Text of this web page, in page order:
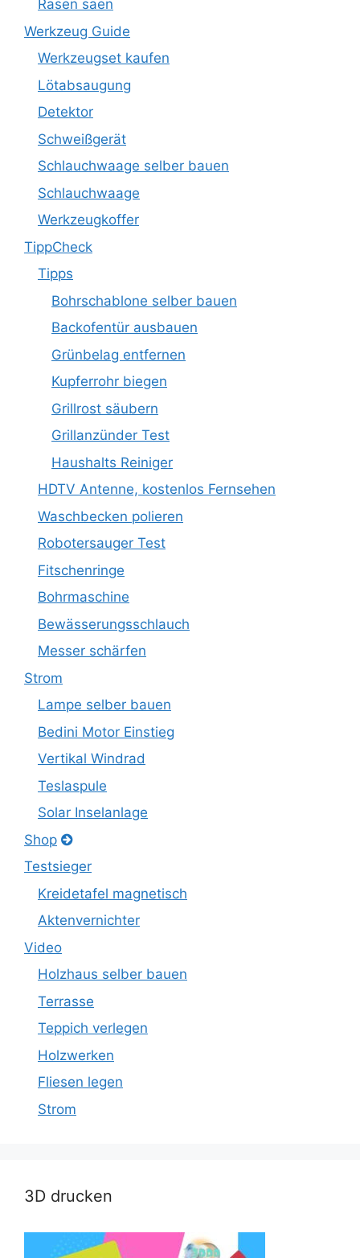
Rasen säen
Werkzeug Guide
Werkzeugset kaufen
Lötabsaugung
Detektor
Schweißgerät
Schlauchwaage selber bauen
Schlauchwaage
Werkzeugkoffer
TippCheck
Tipps
Bohrschablone selber bauen
Backofentür ausbauen
Grünbelag entfernen
Kupferrohr biegen
Grillrost säubern
Grillanzünder Test
Haushalts Reiniger
HDTV Antenne, kostenlos Fernsehen
Waschbecken polieren
Robotersauger Test
Fitschenringe
Bohrmaschine
Bewässerungsschlauch
Messer schärfen
Strom
Lampe selber bauen
Bedini Motor Einstieg
Vertikal Windrad
Teslaspule
Solar Inselanlage
Shop
Testsieger
Kreidetafel magnetisch
Aktenvernichter
Video
Holzhaus selber bauen
Terrasse
Teppich verlegen
Holzwerken
Fliesen legen
Strom
3D drucken